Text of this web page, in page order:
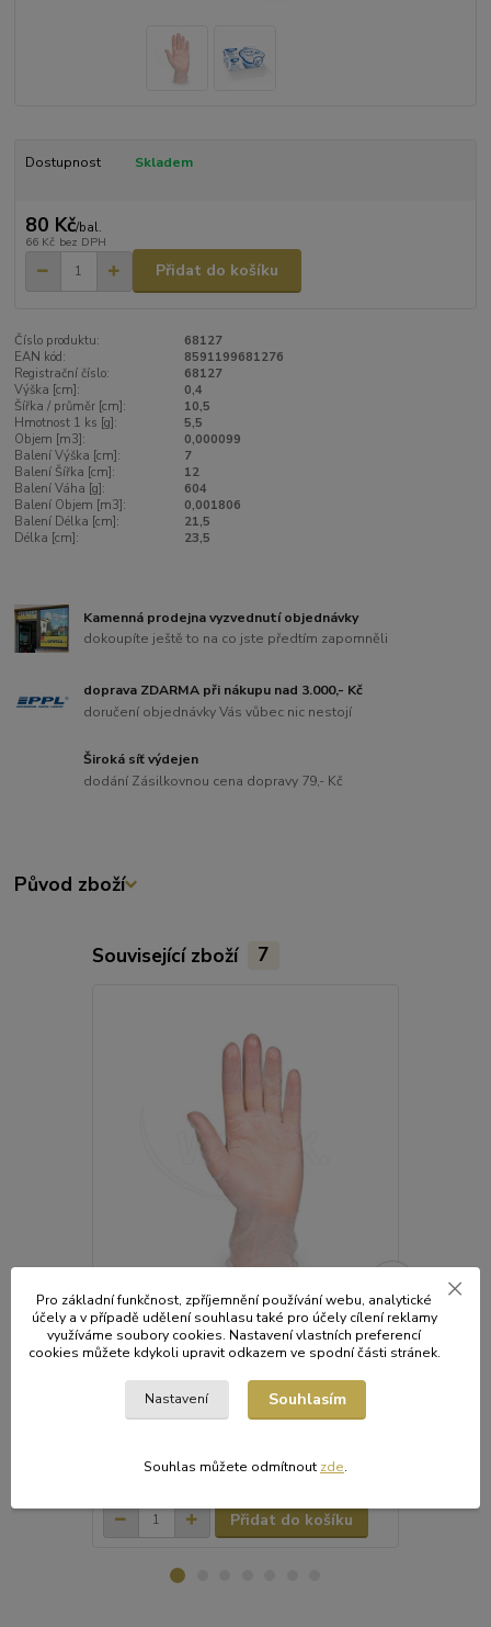
Dostupnost Skladem
80 Kč/bal.
66 Kč bez DPH
Přidat do košíku
Číslo produktu:
68127
EAN kód:
8591199681276
Registrační číslo:
68127
Výška [cm]:
0,4
Šířka / průměr [cm]:
10,5
Hmotnost 1 ks [g]:
5,5
Objem [m3]:
0,000099
Balení Výška [cm]:
7
Balení Šířka [cm]:
12
Balení Váha [g]:
604
Balení Objem [m3]:
0,001806
Balení Délka [cm]:
21,5
Délka [cm]:
23,5
Kamenná prodejna vyzvednutí objednávky
dokoupíte ještě to na co jste předtím zapomněli
doprava ZDARMA při nákupu nad 3.000,- Kč
doručení objednávky Vás vůbec nic nestojí
Široká síť výdejen
dodání Zásilkovnou cena dopravy 79,- Kč
Původ zboží
Související zboží 7
Rukavice vinylová bílá, pudrovaná (velikost
XL) [100 ks]
Rukavice vinylové bílé, pudrované(veľkosť
XL) [100 ks]
82 Kč/bal.
Přidat do košíku
Rukavice
S) [100 ks]
Pro základní funkčnost, zpříjemnění používání webu, analytické
účely a v případě udělení souhlasu také pro účely cílení reklamy
využíváme soubory cookies. Nastavení vlastních preferencí
cookies můžete kdykoli upravit odkazem ve spodní části stránek.
Nastavení Souhlasím
Souhlas můžete odmítnout zde.